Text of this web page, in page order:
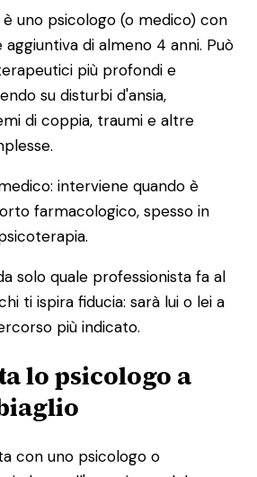
è uno psicologo (o medico) con
aggiuntiva di almeno 4 anni. Può
più profondi e
su disturbi d'ansia,
di coppia, traumi e altre
interviene quando è
farmacologico, spesso in
solo quale professionista fa al
ti ispira fiducia: sarà lui o lei a
più indicato.
lo psicologo a
con uno psicologo o